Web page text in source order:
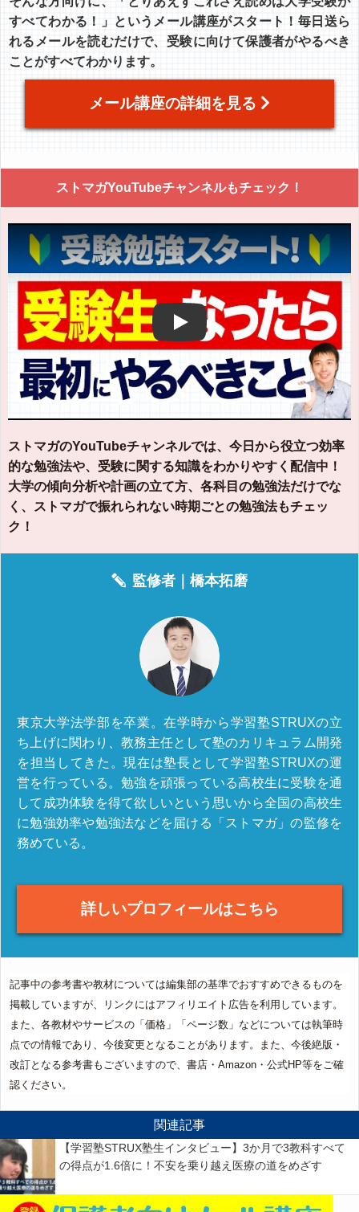
すべてわかる！」というメール講座がスタート！毎日送ら
れるメールを読むだけで、受験に向けて保護者がやるべき
ことがすべてわかります。
メール講座の詳細を見る
ストマガYouTubeチャンネルもチェック！
Play
ストマガのYouTubeチャンネルでは、今日から役立つ効率
的な勉強法や、受験に関する知識をわかりやすく配信中！
大学の傾向分析や計画の立て方、各科目の勉強法だけでな
く、ストマガで振れられない時期ごとの勉強法もチェッ
ク！
監修者｜橋本拓磨
東京大学法学部を卒業。在学時から学習塾STRUXの立
ち上げに関わり、教務主任として塾のカリキュラム開発
を担当してきた。現在は塾長として学習塾STRUXの運
営を行っている。勉強を頑張っている高校生に受験を通
して成功体験を得て欲しいという思いから全国の高校生
に勉強効率や勉強法などを届ける「ストマガ」の監修を
務めている。
詳しいプロフィールはこちら
記事中の参考書や教材については編集部の基準でおすすめできるものを
掲載していますが、リンクにはアフィリエイト広告を利用しています。
また、各教材やサービスの「価格」「ページ数」などについては執筆時
点での情報であり、今後変更となることがあります。また、今後絶版・
改訂となる参考書もございますので、書店・Amazon・公式HP等をご確
認ください。
関連記事
【学習塾STRUX塾生インタビュー】3か月で3教科すべて
の得点が1.6倍に！不安を乗り越え医療の道をめざす